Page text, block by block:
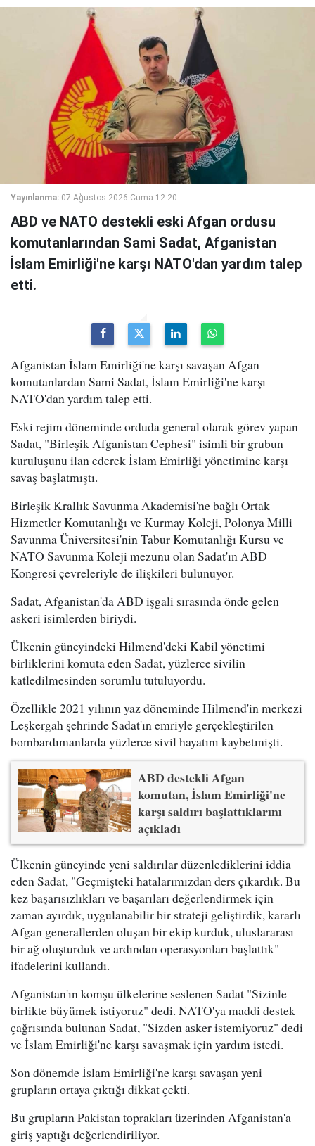
Yayınlanma: 07 Ağustos 2026 Cuma 12:20
ABD ve NATO destekli eski Afgan ordusu
komutanlarından Sami Sadat, Afganistan
İslam Emirliği'ne karşı NATO'dan yardım talep
etti.
Afganistan İslam Emirliği'ne karşı savaşan Afgan
komutanlardan Sami Sadat, İslam Emirliği'ne karşı
NATO'dan yardım talep etti.
Eski rejim döneminde orduda general olarak görev yapan
Sadat, "Birleşik Afganistan Cephesi" isimli bir grubun
kuruluşunu ilan ederek İslam Emirliği yönetimine karşı
savaş başlatmıştı.
Birleşik Krallık Savunma Akademisi'ne bağlı Ortak
Hizmetler Komutanlığı ve Kurmay Koleji, Polonya Milli
Savunma Üniversitesi'nin Tabur Komutanlığı Kursu ve
NATO Savunma Koleji mezunu olan Sadat'ın ABD
Kongresi çevreleriyle de ilişkileri bulunuyor.
Sadat, Afganistan'da ABD işgali sırasında önde gelen
askeri isimlerden biriydi.
Ülkenin güneyindeki Hilmend'deki Kabil yönetimi
birliklerini komuta eden Sadat, yüzlerce sivilin
katledilmesinden sorumlu tutuluyordu.
Özellikle 2021 yılının yaz döneminde Hilmend'in merkezi
Leşkergah şehrinde Sadat'ın emriyle gerçekleştirilen
bombardımanlarda yüzlerce sivil hayatını kaybetmişti.
ABD destekli Afgan
komutan, İslam Emirliği'ne
karşı saldırı başlattıklarını
açıkladı
Ülkenin güneyinde yeni saldırılar düzenlediklerini iddia
eden Sadat, "Geçmişteki hatalarımızdan ders çıkardık. Bu
kez başarısızlıkları ve başarıları değerlendirmek için
zaman ayırdık, uygulanabilir bir strateji geliştirdik, kararlı
Afgan generallerden oluşan bir ekip kurduk, uluslararası
bir ağ oluşturduk ve ardından operasyonları başlattık"
ifadelerini kullandı.
Afganistan'ın komşu ülkelerine seslenen Sadat "Sizinle
birlikte büyümek istiyoruz" dedi. NATO'ya maddi destek
çağrısında bulunan Sadat, "Sizden asker istemiyoruz" dedi
ve İslam Emirliği'ne karşı savaşmak için yardım istedi.
Son dönemde İslam Emirliği'ne karşı savaşan yeni
grupların ortaya çıktığı dikkat çekti.
Bu grupların Pakistan toprakları üzerinden Afganistan'a
giriş yaptığı değerlendiriliyor.